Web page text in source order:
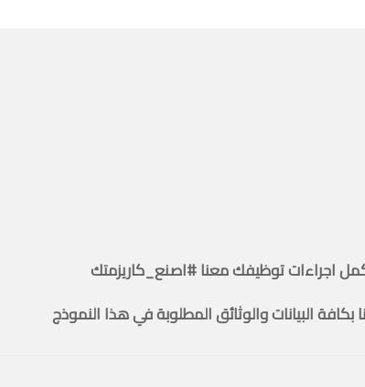
اجراءات توظيفك معنا #اصنع_كاريزمتك
بكافة البيانات والوثائق المطلوبة في هذا النموذج